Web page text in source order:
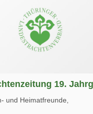
19.
und Heimatfreunde,